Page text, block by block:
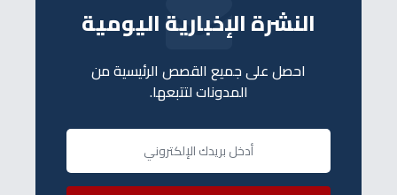
النشرة الإخبارية اليومية
احصل على جميع القصص الرئيسية من
المدونات لتتبعها.